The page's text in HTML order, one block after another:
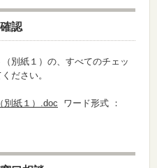
認
別紙１）の、すべてのチェッ
ださい。
別紙１）.doc ワード形式 ：